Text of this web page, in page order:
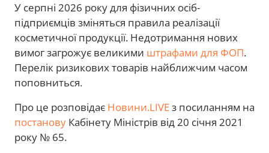
У серпні 2026 року для фізичних осіб-
підприємців зміняться правила реалізації
косметичної продукції. Недотримання нових
вимог загрожує великими штрафами для ФОП.
Перелік ризикових товарів найближчим часом
поповниться.
Про це розповідає Новини.LIVEз посиланням на
постанову Кабінету Міністрів від 20 січня 2021
року № 65.